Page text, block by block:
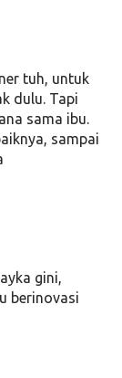
tuh, untuk
dulu. Tapi
sama ibu.
sampai
gini,
berinovasi